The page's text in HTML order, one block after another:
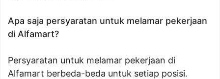
Apa saja persyaratan untuk melamar pekerjaan
di Alfamart?
Persyaratan untuk melamar pekerjaan di
Alfamart berbeda-beda untuk setiap posisi.